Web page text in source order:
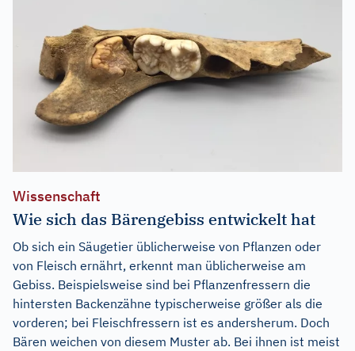
Wissenschaft
Wie sich das Bärengebiss entwickelt hat
Ob sich ein Säugetier üblicherweise von Pflanzen oder
von Fleisch ernährt, erkennt man üblicherweise am
Gebiss. Beispielsweise sind bei Pflanzenfressern die
hintersten Backenzähne typischerweise größer als die
vorderen; bei Fleischfressern ist es andersherum. Doch
Bären weichen von diesem Muster ab. Bei ihnen ist meist